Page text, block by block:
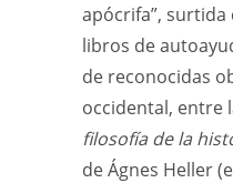
apócrifa”,
libros de
de reconocidas
occidental, entre
filosofía de la
de Ágnes Heller